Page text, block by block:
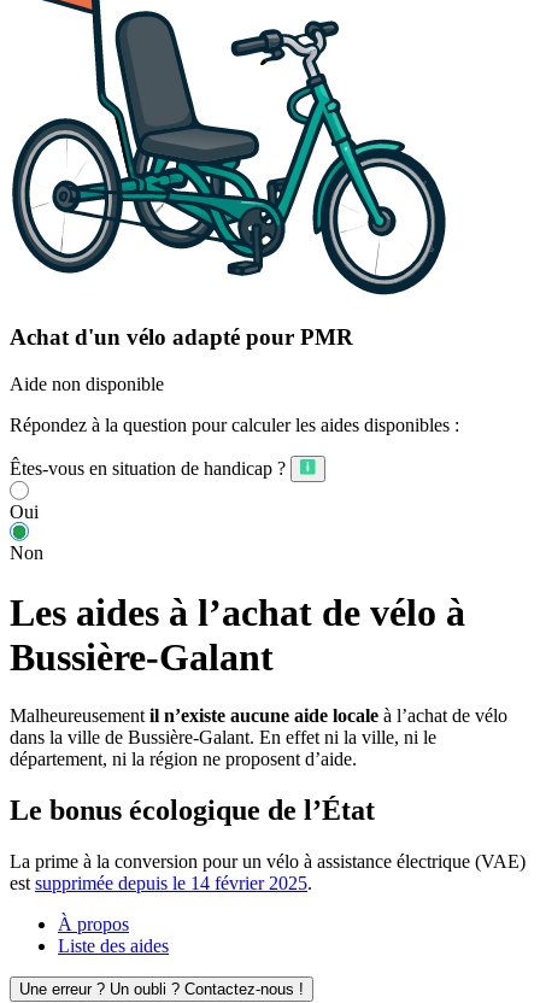
Achat d'un vélo adapté pour PMR
Aide non disponible
Répondez à la question pour calculer les aides disponibles :
Êtes-vous en situation de handicap ?
Oui
Non
Les aides à l’achat de vélo à
Bussière-Galant
Malheureusement il n’existe aucune aide locale à l’achat de vélo
dans la ville de Bussière-Galant. En effet ni la ville, ni le
département, ni la région ne proposent d’aide.
Le bonus écologique de l’État
La prime à la conversion pour un vélo à assistance électrique (VAE)
est supprimée depuis le 14 février 2025.
À propos
Liste des aides
Une erreur ? Un oubli ? Contactez-nous !